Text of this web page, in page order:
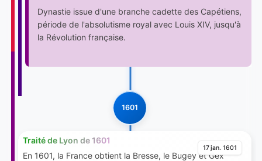
Dynastie issue d'une branche cadette des Capétiens,
période de l'absolutisme royal avec Louis XIV, jusqu'à
la Révolution française.
1601
17 jan. 1601
Traité de Lyon de 1601
En 1601, la France obtient la Bresse, le Bugey et Gex